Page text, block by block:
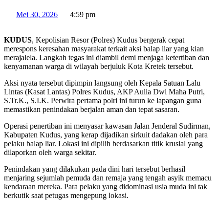
Mei 30, 2026 4:59 pm
KUDUS, Kepolisian Resor (Polres) Kudus bergerak cepat
merespons keresahan masyarakat terkait aksi balap liar yang kian
merajalela. Langkah tegas ini diambil demi menjaga ketertiban dan
kenyamanan warga di wilayah berjuluk Kota Kretek tersebut.
Aksi nyata tersebut dipimpin langsung oleh Kepala Satuan Lalu
Lintas (Kasat Lantas) Polres Kudus, AKP Aulia Dwi Maha Putri,
S.Tr.K., S.I.K. Perwira pertama polri ini turun ke lapangan guna
memastikan penindakan berjalan aman dan tepat sasaran.
Operasi penertiban ini menyasar kawasan Jalan Jenderal Sudirman,
Kabupaten Kudus, yang kerap dijadikan sirkuit dadakan oleh para
pelaku balap liar. Lokasi ini dipilih berdasarkan titik krusial yang
dilaporkan oleh warga sekitar.
Penindakan yang dilakukan pada dini hari tersebut berhasil
menjaring sejumlah pemuda dan remaja yang tengah asyik memacu
kendaraan mereka. Para pelaku yang didominasi usia muda ini tak
berkutik saat petugas mengepung lokasi.